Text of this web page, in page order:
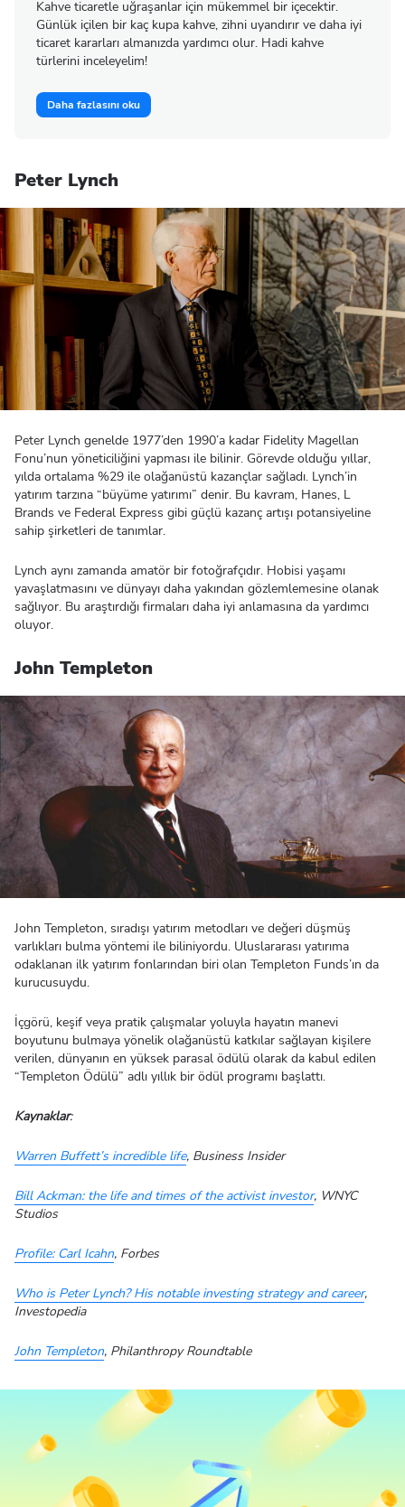
Kahve ticaretle uğraşanlar için mükemmel bir içecektir.
Günlük içilen bir kaç kupa kahve, zihni uyandırır ve daha iyi
ticaret kararları almanızda yardımcı olur. Hadi kahve
türlerini inceleyelim!
Daha fazlasını oku
Peter Lynch
Peter Lynch genelde 1977’den 1990’a kadar Fidelity Magellan
Fonu’nun yöneticiliğini yapması ile bilinir. Görevde olduğu yıllar,
yılda ortalama %29 ile olağanüstü kazançlar sağladı. Lynch’in
yatırım tarzına “büyüme yatırımı” denir. Bu kavram, Hanes, L
Brands ve Federal Express gibi güçlü kazanç artışı potansiyeline
sahip şirketleri de tanımlar.
Lynch aynı zamanda amatör bir fotoğrafçıdır. Hobisi yaşamı
yavaşlatmasını ve dünyayı daha yakından gözlemlemesine olanak
sağlıyor. Bu araştırdığı firmaları daha iyi anlamasına da yardımcı
oluyor.
John Templeton
John Templeton, sıradışı yatırım metodları ve değeri düşmüş
varlıkları bulma yöntemi ile biliniyordu. Uluslararası yatırıma
odaklanan ilk yatırım fonlarından biri olan Templeton Funds’ın da
kurucusuydu.
İçgörü, keşif veya pratik çalışmalar yoluyla hayatın manevi
boyutunu bulmaya yönelik olağanüstü katkılar sağlayan kişilere
verilen, dünyanın en yüksek parasal ödülü olarak da kabul edilen
“Templeton Ödülü” adlı yıllık bir ödül programı başlattı.
Kaynaklar:
Warren Buffett’s incredible life, Business Insider
Bill Ackman: the life and times of the activist investor, WNYC
Studios
Profile: Carl Icahn, Forbes
Who is Peter Lynch? His notable investing strategy and career,
Investopedia
John Templeton, Philanthropy Roundtable